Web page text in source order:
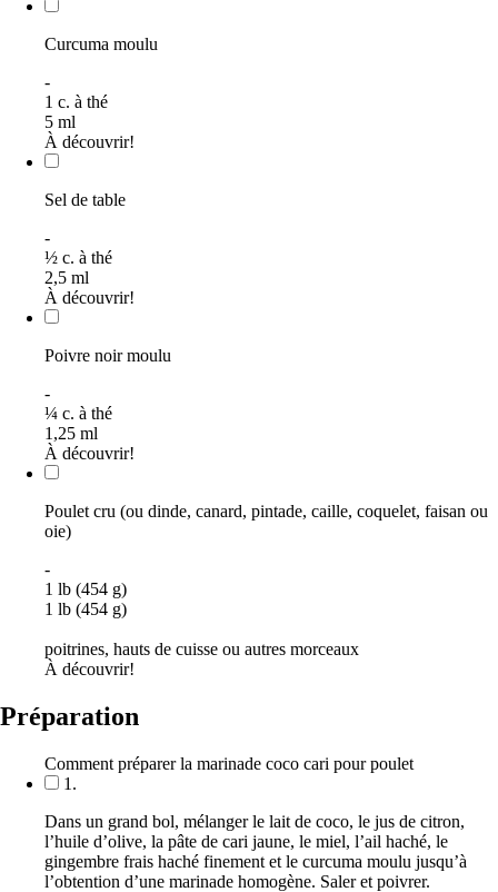
Curcuma moulu
-
1 c. à thé
5 ml
À découvrir!
Sel de table
-
½ c. à thé
2,5 ml
À découvrir!
Poivre noir moulu
-
¼ c. à thé
1,25 ml
À découvrir!
Poulet cru (ou dinde, canard, pintade, caille, coquelet, faisan ou
oie)
-
1 lb (454 g)
1 lb (454 g)
poitrines, hauts de cuisse ou autres morceaux
À découvrir!
Préparation
Comment préparer la marinade coco cari pour poulet
1.
Dans un grand bol, mélanger le lait de coco, le jus de citron,
l’huile d’olive, la pâte de cari jaune, le miel, l’ail haché, le
gingembre frais haché finement et le curcuma moulu jusqu’à
l’obtention d’une marinade homogène. Saler et poivrer.